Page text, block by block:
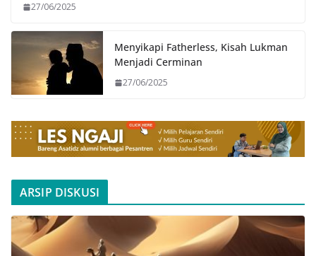
27/06/2025
Menyikapi Fatherless, Kisah Lukman
Menjadi Cerminan
27/06/2025
ARSIP DISKUSI